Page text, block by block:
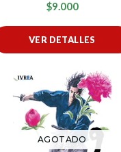
$9.000
VER DETALLES
AGOTADO